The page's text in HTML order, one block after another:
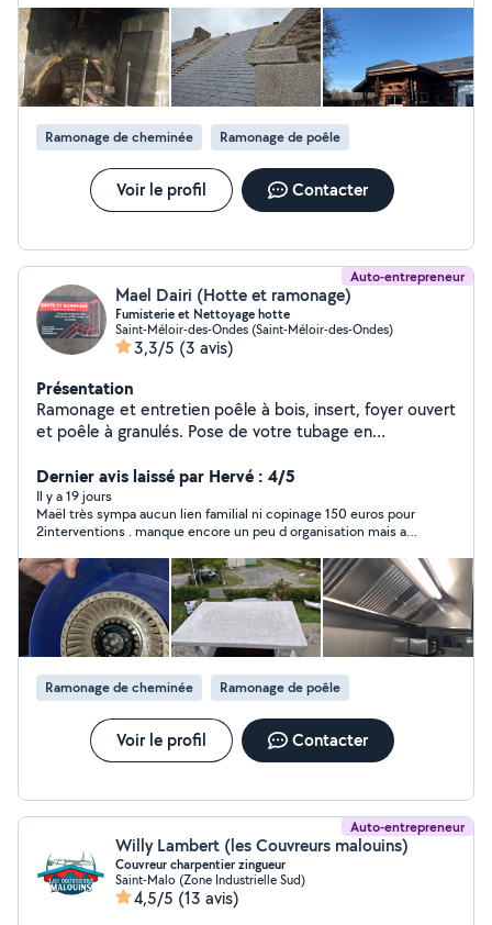
Ramonage de cheminée Ramonage de poêle
Voir le profil Contacter
Auto-entrepreneur
Mael Dairi (Hotte et ramonage)
Fumisterie et Nettoyage hotte
Saint-Méloir-des-Ondes (Saint-Méloir-des-Ondes)
3,3/5 (3 avis)
Présentation
Ramonage et entretien poêle à bois, insert, foyer ouvert
et poêle à granulés. Pose de votre tubage en
également le dépoussiérage des moteurs VMC. Et pour
les professionnels restaurateur le dégraissage des
hottes de cuisine. J'exerce ce métier depuis 15 ans
Dernier avis laissé par Hervé : 4/5
Il y a 19 jours
Maël très sympa aucun lien familial ni copinage 150 euros pour
2interventions . manque encore un peu d organisation mais au
Ramonage de cheminée Ramonage de poêle
Voir le profil Contacter
Auto-entrepreneur
Willy Lambert (les Couvreurs malouins)
Couvreur charpentier zingueur
Saint-Malo (Zone Industrielle Sud)
4,5/5 (13 avis)